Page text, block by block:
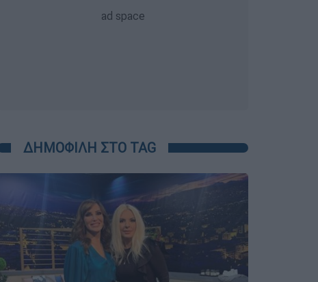
ΔΗΜΟΦΙΛΗ ΣΤΟ TAG